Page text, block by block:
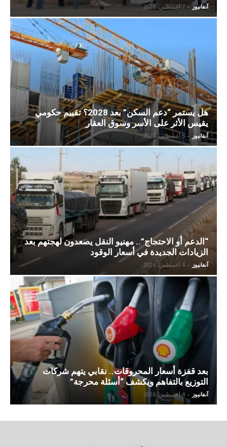
آنفانيوز - 7 أغسطس، 2026
هل يستمر “دعم السكن” بعد 2028؟ تقييم حكومي
يقيس الأثر على الأسر وسوق العقار
آنفانيوز - 5 أغسطس، 2026
“الدعم أو الاحتجاج”.. مهنيو النقل يصعدون لهجتهم بعد
الزيادات الجديدة في أسعار الوقود
آنفانيوز - 4 أغسطس، 2026
بعد قفزة أسعار المحروقات.. نقابي يتهم شركات
التوزيع بالتفاهم ويكشف “أسئلة محرجة”
آنفانيوز - 4 أغسطس، 2026